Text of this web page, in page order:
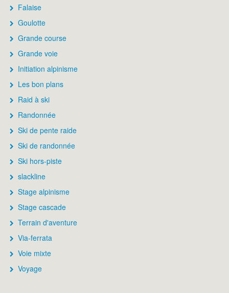
Falaise
Goulotte
Grande course
Grande voie
Initiation alpinisme
Les bon plans
Raid à ski
Randonnée
Ski de pente raide
Ski de randonnée
Ski hors-piste
slackline
Stage alpinisme
Stage cascade
Terrain d'aventure
Via-ferrata
Voie mixte
Voyage